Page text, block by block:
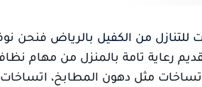
للتنازل من الكفيل بالرياض فنحن
رعاية تامة بالمنزل من مهام
مثل دهون المطابخ، اتساخات